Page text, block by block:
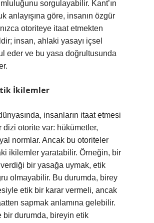
sorgulayabilir. Kant’ın
anlayışına göre, insanın özgür
otoriteye itaat etmekten
insan, ahlaki yasayı içsel
eder ve bu yasa doğrultusunda
İkilemler
insanların itaat etmesi
dizi otorite var: hükümetler,
normlar. Ancak bu otoriteler
ikilemler yaratabilir. Örneğin, bir
bir yasağa uymak, etik
olmayabilir. Bu durumda, birey
etik bir karar vermeli, ancak
sapmak anlamına gelebilir.
bir durumda, bireyin etik